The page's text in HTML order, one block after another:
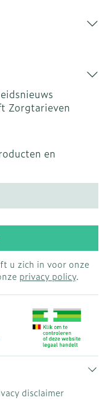
Zorgtarieven
en
u zich in voor onze
privacy policy.
disclaimer